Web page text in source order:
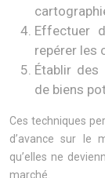
Effectuer
repérer les
Établir
de biens
Ces techniques
d’avance sur le
qu’elles ne
marché.